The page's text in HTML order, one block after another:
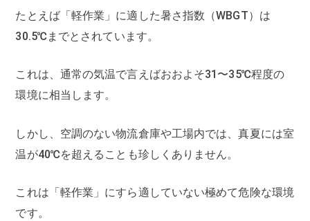
たとえば「軽作業」に適した暑さ指数（WBGT）は
30.5℃までとされています。
これは、通常の気温で言えばおおよそ31〜35℃程度の
環境に相当します。
しかし、空調のない物流倉庫や工場内では、真夏には室
温が40℃を超えることも珍しくありません。
これは「軽作業」にすら適していない極めて危険な環境
です。